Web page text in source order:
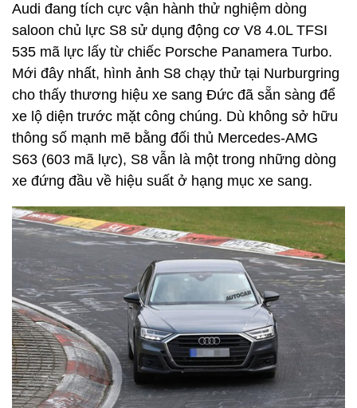
Audi đang tích cực vận hành thử nghiệm dòng
saloon chủ lực S8 sử dụng động cơ V8 4.0L TFSI
535 mã lực lấy từ chiếc Porsche Panamera Turbo.
Mới đây nhất, hình ảnh S8 chạy thử tại Nurburgring
cho thấy thương hiệu xe sang Đức đã sẵn sàng để
xe lộ diện trước mặt công chúng. Dù không sở hữu
thông số mạnh mẽ bằng đối thủ Mercedes-AMG
S63 (603 mã lực), S8 vẫn là một trong những dòng
xe đứng đầu về hiệu suất ở hạng mục xe sang.